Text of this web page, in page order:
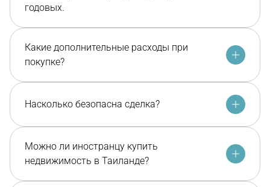
годовых.
Какие дополнительные расходы при
покупке?
Насколько безопасна сделка?
Можно ли иностранцу купить
недвижимость в Таиланде?